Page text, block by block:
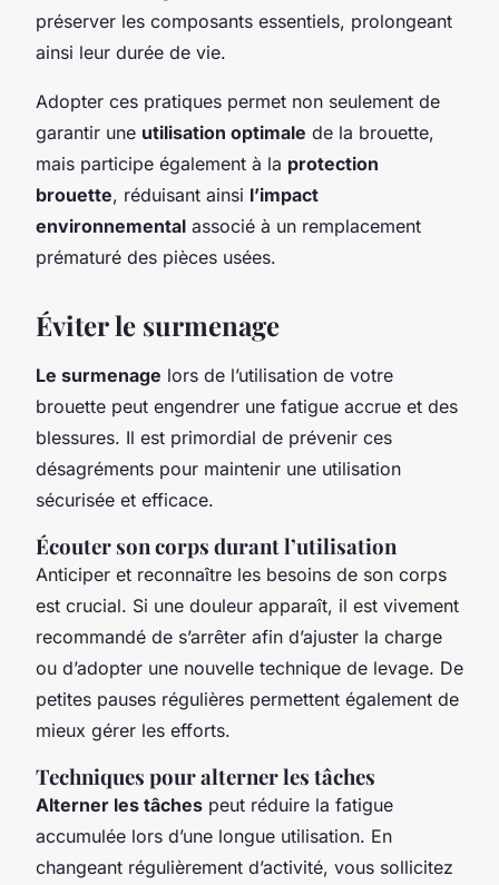
préserver les composants essentiels, prolongeant
ainsi leur durée de vie.
Adopter ces pratiques permet non seulement de
garantir une utilisation optimale de la brouette,
mais participe également à la protection
brouette, réduisant ainsi l’impact
environnemental associé à un remplacement
prématuré des pièces usées.
Éviter le surmenage
Le surmenage lors de l’utilisation de votre
brouette peut engendrer une fatigue accrue et des
blessures. Il est primordial de prévenir ces
désagréments pour maintenir une utilisation
sécurisée et efficace.
Écouter son corps durant l’utilisation
Anticiper et reconnaître les besoins de son corps
est crucial. Si une douleur apparaît, il est vivement
recommandé de s’arrêter afin d’ajuster la charge
ou d’adopter une nouvelle technique de levage. De
petites pauses régulières permettent également de
mieux gérer les efforts.
Techniques pour alterner les tâches
Alterner les tâches peut réduire la fatigue
accumulée lors d’une longue utilisation. En
changeant régulièrement d’activité, vous sollicitez